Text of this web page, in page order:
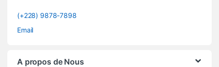
(+228) 9878-7898
Email
A propos de Nous